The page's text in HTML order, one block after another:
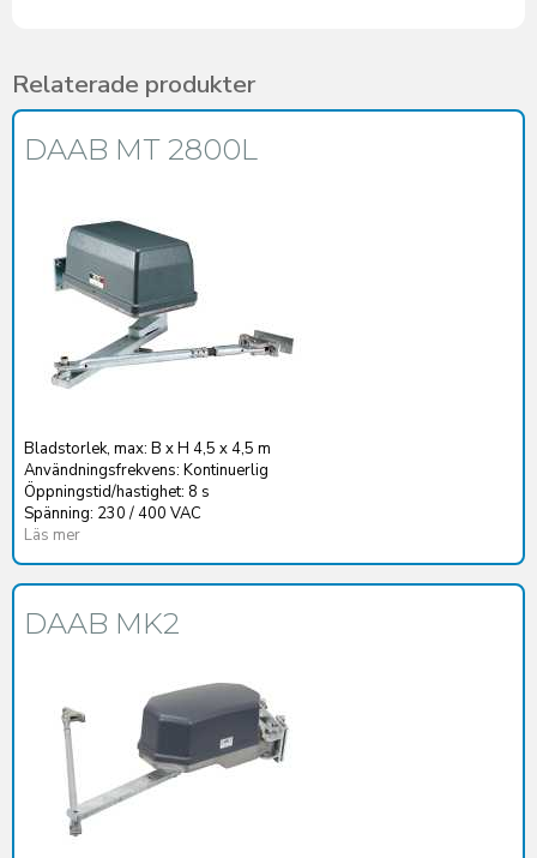
Relaterade produkter
DAAB MT 2800L
Bladstorlek, max: B x H 4,5 x 4,5 m
Användningsfrekvens: Kontinuerlig
Öppningstid/hastighet: 8 s
Spänning: 230 / 400 VAC
Läs mer
DAAB MK2